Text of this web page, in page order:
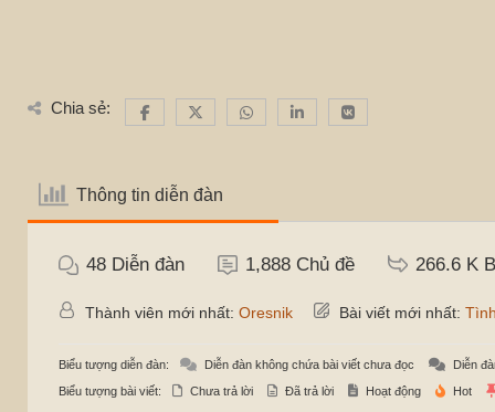
Chia sẻ:
Thông tin diễn đàn
48 Diễn đàn 1,888 Chủ đề 266.6 K
Thành viên mới nhất: Oresnik Bài viết mới nhất:
Biểu tượng diễn đàn: Diễn đàn không chứa bài viết chưa đọc
Diễn
Biểu tượng bài viết:
Chưa trả lời Đã trả lời Hoạt động Hot